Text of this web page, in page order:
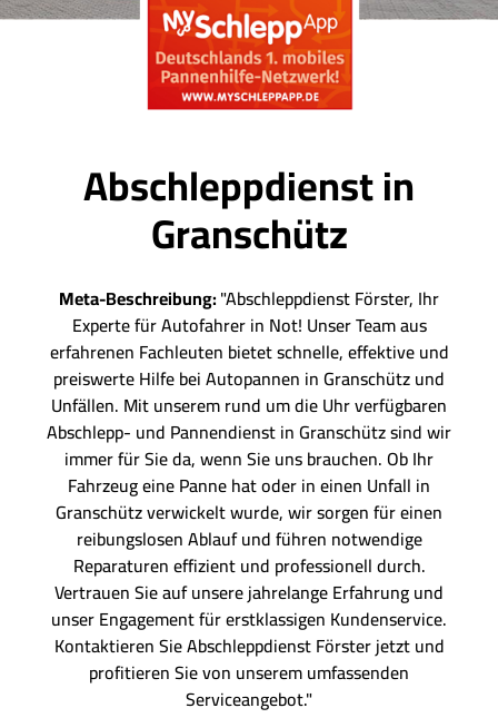
Abschleppdienst in
Granschütz
Meta-Beschreibung:"Abschleppdienst Förster, Ihr
Experte für Autofahrer in Not! Unser Team aus
erfahrenen Fachleuten bietet schnelle, effektive und
preiswerte Hilfe bei Autopannen in Granschütz und
Unfällen. Mit unserem rund um die Uhr verfügbaren
Abschlepp- und Pannendienst in Granschütz sind wir
immer für Sie da, wenn Sie uns brauchen. Ob Ihr
Fahrzeug eine Panne hat oder in einen Unfall in
Granschütz verwickelt wurde, wir sorgen für einen
reibungslosen Ablauf und führen notwendige
Reparaturen effizient und professionell durch.
Vertrauen Sie auf unsere jahrelange Erfahrung und
unser Engagement für erstklassigen Kundenservice.
Kontaktieren Sie Abschleppdienst Förster jetzt und
profitieren Sie von unserem umfassenden
Serviceangebot."